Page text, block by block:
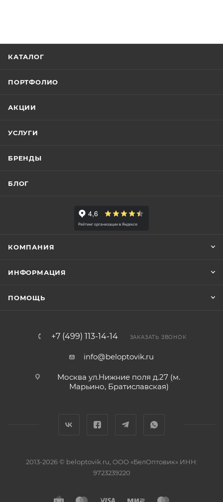
КАТАЛОГ
ПОРТФОЛИО
АКЦИИ
УСЛУГИ
БРЕНДЫ
БЛОГ
КОМПАНИЯ
ИНФОРМАЦИЯ
ПОМОЩЬ
+7 (499) 113-14-14 ЗАКАЗАТЬ ЗВОНОК
info@beloptovik.ru
Москва ул.Нижние поля д.27 (м.
Марьино, Братиславская)
2013-2026 © beloptovik.ru, ООО «БелОптовик» ИНН:
9723239220